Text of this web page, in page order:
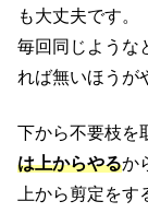
も大丈夫です。
毎回同じような
れば無いほうが
下から不要枝を
は上からやるか
上から剪定を